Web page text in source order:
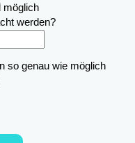
möglich
werden?
so genau wie möglich